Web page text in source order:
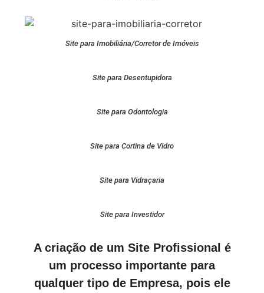
Site para Imobiliária/Corretor de Imóveis
Site para Desentupidora
Site para Odontologia
Site para Cortina de Vidro
Site para Vidraçaria
Site para Investidor
A criação de um Site Profissional é
um processo importante para
qualquer tipo de Empresa, pois ele